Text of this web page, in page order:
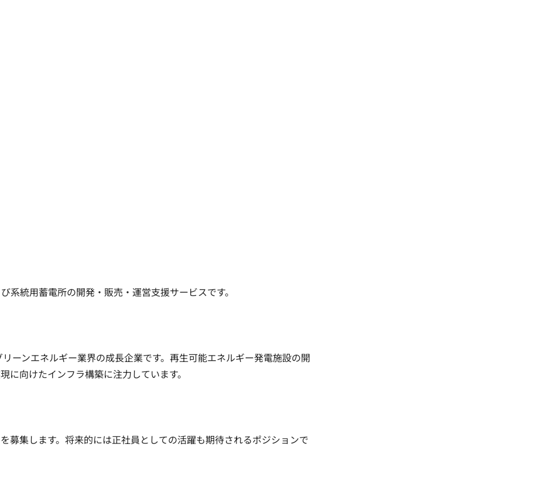
統用蓄電所の開発・販売・運営支援サービスです。
ーンエネルギー業界の成長企業です。再生可能エネルギー発電施設の開
向けたインフラ構築に注力しています。
募集します。将来的には正社員としての活躍も期待されるポジションで